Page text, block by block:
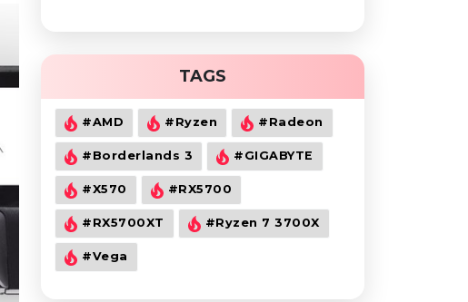
TAGS
#AMD #Ryzen #Radeon
#Borderlands 3 #GIGABYTE
#X570 #RX5700
#RX5700XT #Ryzen 7 3700X
#Vega